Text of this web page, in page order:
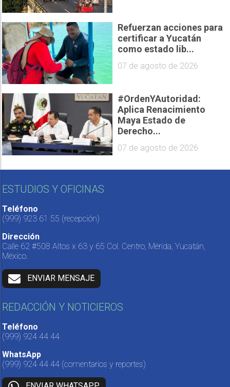
Refuerzan acciones para
certificar a Yucatán
como estado lib...
07 de agosto de 2026
#OrdenYAutoridad:
Aplica Renacimiento
Maya Estado de
Derecho...
07 de agosto de 2026
ESTUDIOS Y OFICINAS
Teléfono
(999) 923 61 55 (recepción)
Dirección
Calle 62 #508 Altos x 63 y 65 Col. Centro, Mérida, Yucatán,
México.
ENVIAR MENSAJE
REDACCIÓN Y NOTICIEROS
Teléfono
(999) 924 44 44
WhatsApp
(999) 924 44 44 (comentarios y reportes)